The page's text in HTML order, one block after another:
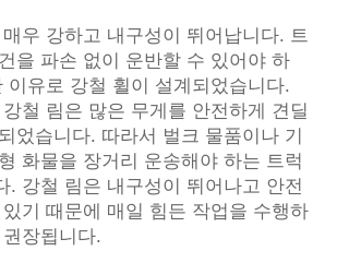
우 강하고 내구성이 뛰어납니다. 트
을 파손 없이 운반할 수 있어야 하
이유로 강철 휠이 설계되었습니다.
철 림은 많은 무게를 안전하게 견딜
었습니다. 따라서 벌크 물품이나 기
화물을 장거리 운송해야 하는 트럭
. 강철 림은 내구성이 뛰어나고 안전
기 때문에 매일 힘든 작업을 수행하
장됩니다.